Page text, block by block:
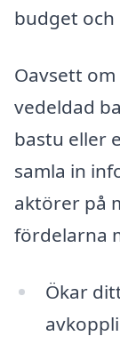
budget och
Oavsett
vedeldad
bastu eller
samla in
aktörer på
fördelarna
Ökar